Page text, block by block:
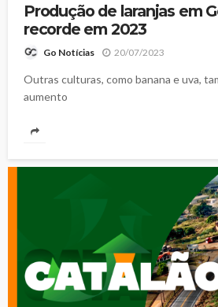
Produção de laranjas em
recorde em 2023
Go Notícias 20/07/2023
Outras culturas, como banana e uva,
aumento